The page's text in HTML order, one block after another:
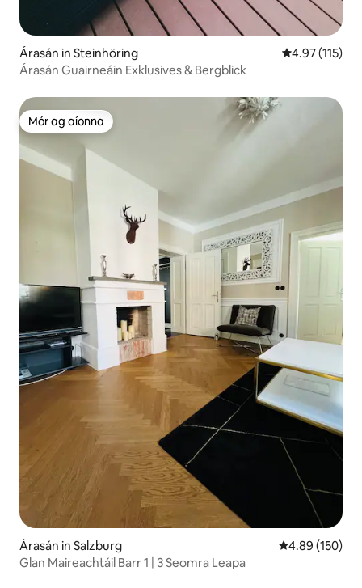
Árasán in Steinhöring Meánrátáil
4.97 (115)
Árasán Guairneáin Exklusives & Bergblick
Mór ag aíonna
Mór ag aíonna
Árasán in Salzburg Meánrátáil
4.89 (150)
Glan Maireachtáil Barr 1 | 3 Seomra Leapa